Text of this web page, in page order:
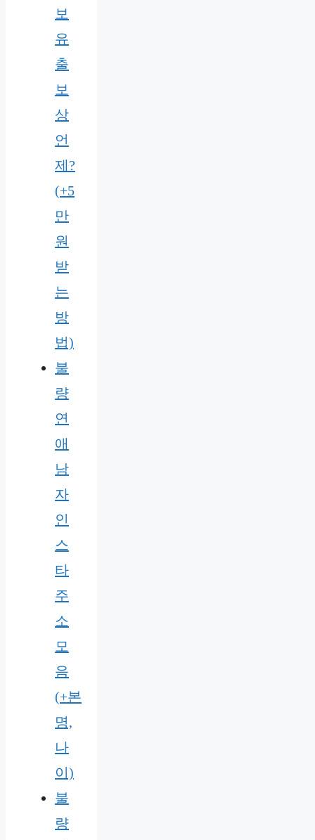
보
유
출
보
상
언
제?
(+5
만
원
받
는
방
법)
불
량
연
애
남
자
인
스
타
주
소
모
음
(+본
명,
나
이)
불
량